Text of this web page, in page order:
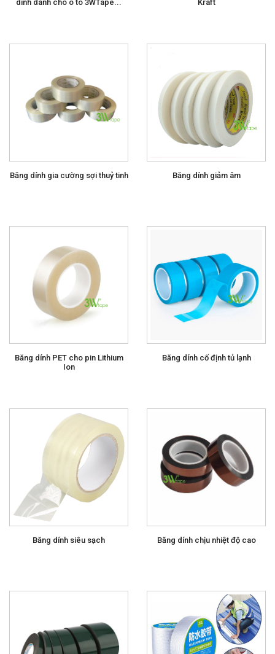
dính dành cho ô tô 3WTape... Kraft
Băng dính gia cường sợi thuỷ tinh Băng dính giảm âm
Băng dính PET cho pin Lithium
Ion
Băng dính cố định tủ lạnh
Băng dính siêu sạch Băng dính chịu nhiệt độ cao